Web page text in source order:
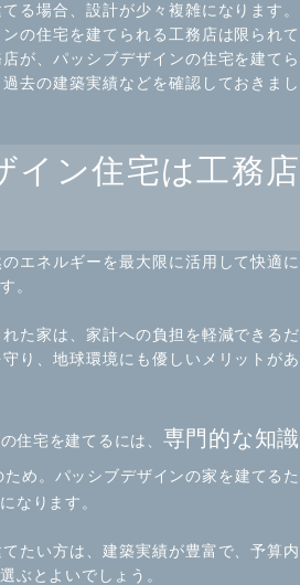
る場合、設計が少々複雑になります。
の住宅を建てられる工務店は限られて
が、パッシブデザインの住宅を建てら
去の建築実績などを確認しておきまし
イン住宅は工務店
エネルギーを最大限に活用して快適に
。
た家は、家計への負担を軽減できるだ
り、地球環境にも優しいメリットがあ
住宅を建てるには、 専門的な知識
ため。パッシブデザインの家を建てるた
なります。
たい方は、建築実績が豊富で、予算内
ぶとよいでしょう。